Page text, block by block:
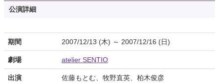
公演詳細
期間 2007/12/13 (木) ～ 2007/12/16 (日)
劇場 atelier SENTIO
出演 佐藤もとむ、牧野直英、柏木俊彦